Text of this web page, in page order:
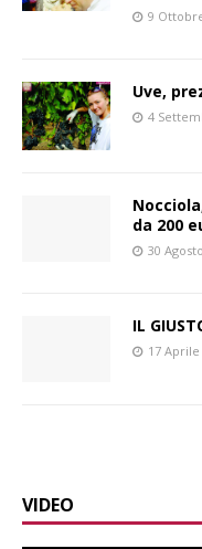
9
Uve,
4
da 200
30
IL
17 Aprile
VIDEO